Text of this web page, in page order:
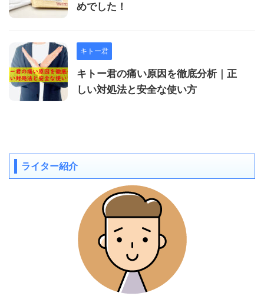
めでした！
キトー君
キトー君の痛い原因を徹底分析｜正
しい対処法と安全な使い方
ライター紹介